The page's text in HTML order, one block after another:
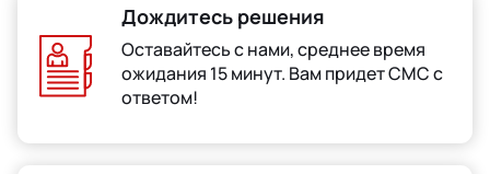
Дождитесь решения
Оставайтесь с нами, среднее время
ожидания 15 минут. Вам придет СМС с
ответом!